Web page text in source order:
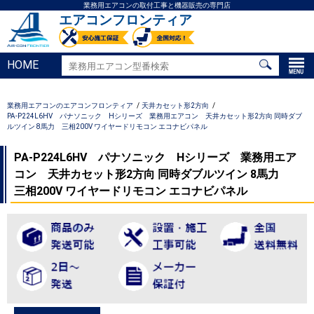
業務用エアコンの取付工事と機器販売の専門店
エアコンフロンティア
HOME
業務用エアコンのエアコンフロンティア
天井カセット形2方向
PA-P224L6HV パナソニック Hシリーズ 業務用エアコン 天井カセット形2方向 同時ダブ
ルツイン 8馬力 三相200V ワイヤードリモコン エコナビパネル
PA-P224L6HV パナソニック Hシリーズ 業務用エア
コン 天井カセット形2方向 同時ダブルツイン 8馬力
三相200V ワイヤードリモコン エコナビパネル